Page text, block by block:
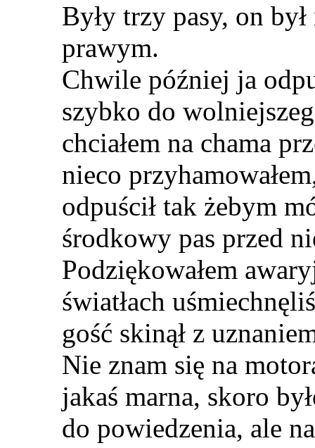
Były trzy pasy, on
prawym.
Chwile później ja
szybko do
chciałem na chama
nieco
odpuścił tak żebym
środkowy pas przed
Podziękowałem
światłach
gość skinął z
Nie znam się na
jakaś marna, skoro
do powiedzenia, ale